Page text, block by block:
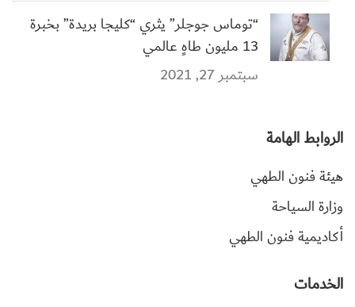
“توماس جوجلر” يثري “كليجا بريدة” بخبرة
13 مليون طاهٍ عالمي
سبتمبر 27, 2021
الروابط الهامة
هيئة فنون الطهي
وزارة السياحة
أكاديمية فنون الطهي
الخدمات